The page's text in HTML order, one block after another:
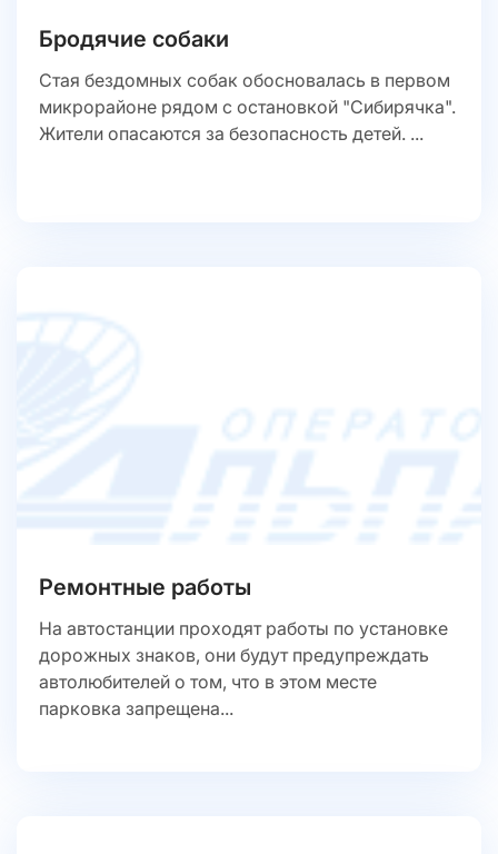
Бродячие собаки
Стая бездомных собак обосновалась в первом
микрорайоне рядом с остановкой "Сибирячка".
Жители опасаются за безопасность детей. ...
Ремонтные работы
На автостанции проходят работы по установке
дорожных знаков, они будут предупреждать
автолюбителей о том, что в этом месте
парковка запрещена...